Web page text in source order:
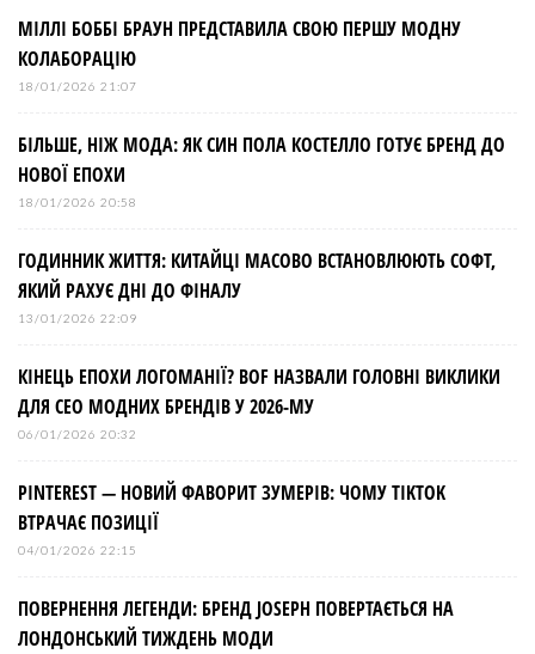
МІЛЛІ БОББІ БРАУН ПРЕДСТАВИЛА СВОЮ ПЕРШУ МОДНУ
КОЛАБОРАЦІЮ
18/01/2026 21:07
БІЛЬШЕ, НІЖ МОДА: ЯК СИН ПОЛА КОСТЕЛЛО ГОТУЄ БРЕНД ДО
НОВОЇ ЕПОХИ
18/01/2026 20:58
ГОДИННИК ЖИТТЯ: КИТАЙЦІ МАСОВО ВСТАНОВЛЮЮТЬ СОФТ,
ЯКИЙ РАХУЄ ДНІ ДО ФІНАЛУ
13/01/2026 22:09
КІНЕЦЬ ЕПОХИ ЛОГОМАНІЇ? BOF НАЗВАЛИ ГОЛОВНІ ВИКЛИКИ
ДЛЯ СЕО МОДНИХ БРЕНДІВ У 2026-МУ
06/01/2026 20:32
PINTEREST — НОВИЙ ФАВОРИТ ЗУМЕРІВ: ЧОМУ TIKTOK
ВТРАЧАЄ ПОЗИЦІЇ
04/01/2026 22:15
ПОВЕРНЕННЯ ЛЕГЕНДИ: БРЕНД JOSEPH ПОВЕРТАЄТЬСЯ НА
ЛОНДОНСЬКИЙ ТИЖДЕНЬ МОДИ